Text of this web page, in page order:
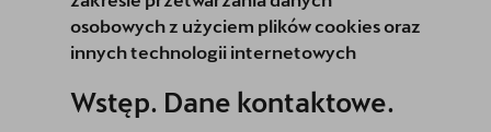
Finansowanie
Oryginalne części zamienne
osobowych z użyciem plików cookies oraz
innych technologii internetowych
Wstęp. Dane kontaktowe.